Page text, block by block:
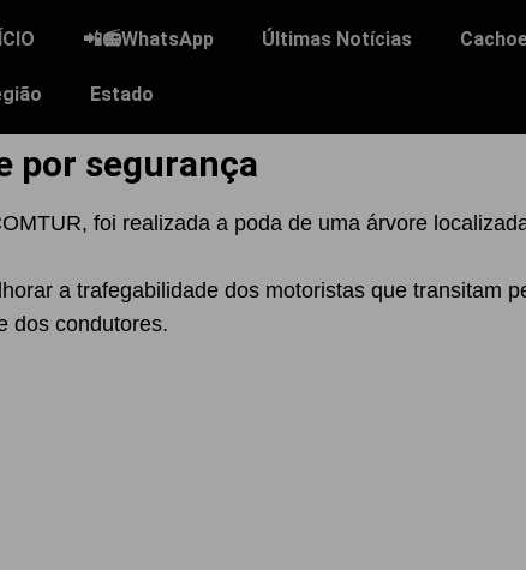
📲📻WhatsApp Últimas Notícias
Estado
por segurança
foi realizada a poda de uma árvore
a trafegabilidade dos motoristas que transitam
dos condutores.